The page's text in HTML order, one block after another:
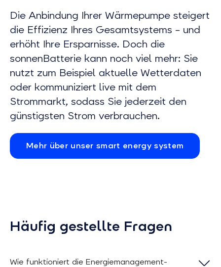
Die Anbindung Ihrer Wärmepumpe steigert
die Effizienz Ihres Gesamtsystems – und
erhöht Ihre Ersparnisse. Doch die
sonnenBatterie kann noch viel mehr: Sie
nutzt zum Beispiel aktuelle Wetterdaten
oder kommuniziert live mit dem
Strommarkt, sodass Sie jederzeit den
günstigsten Strom verbrauchen.
Mehr über unser smart energy system
Häufig gestellte Fragen
Wie funktioniert die Energiemanagement-